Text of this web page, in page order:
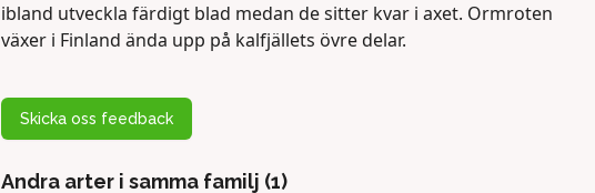
ibland utveckla färdigt blad medan de sitter kvar i axet. Ormroten
växer i Finland ända upp på kalfjällets övre delar.
Skicka oss feedback
Andra arter i samma familj (1)